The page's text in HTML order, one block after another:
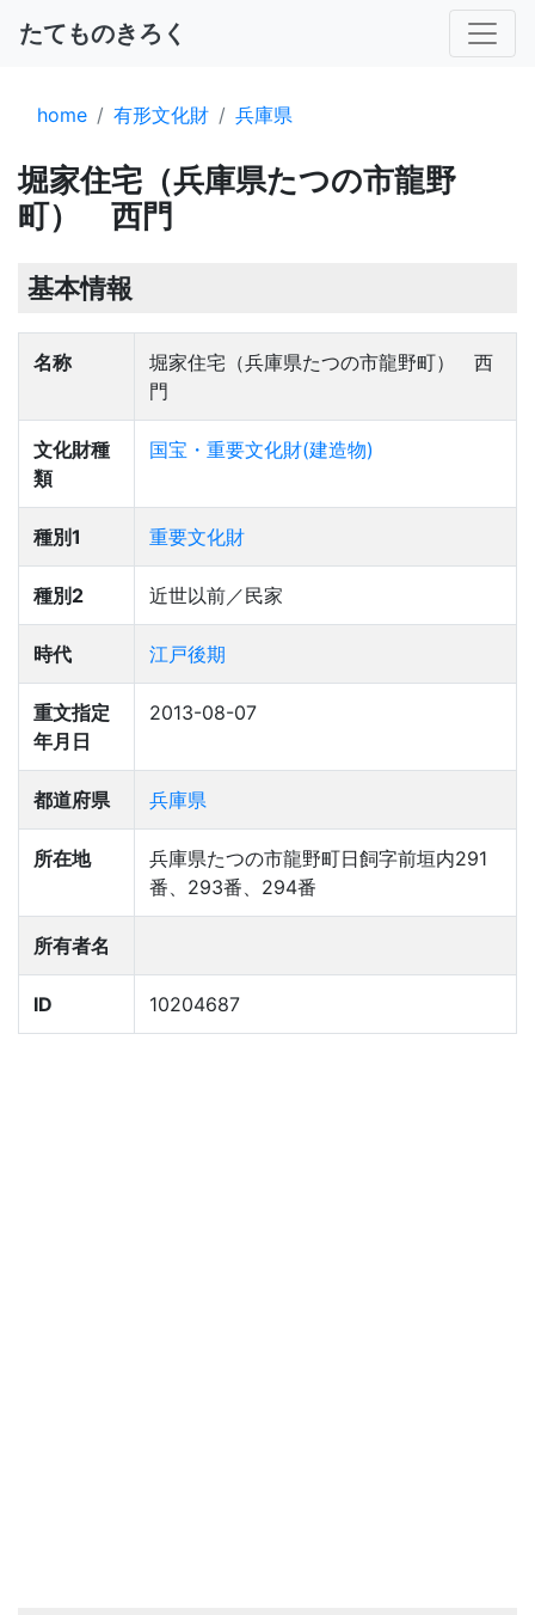
たてものきろく
home 有形文化財 兵庫県
堀家住宅（兵庫県たつの市龍野
町） 西門
基本情報
名称
堀家住宅（兵庫県たつの市龍野町） 西
門
文化財種
類
国宝・重要文化財(建造物)
種別1 重要文化財
種別2 近世以前／民家
時代 江戸後期
重文指定
年月日
2013-08-07
都道府県 兵庫県
所在地
兵庫県たつの市龍野町日飼字前垣内291
番、293番、294番
所有者名
ID 10204687